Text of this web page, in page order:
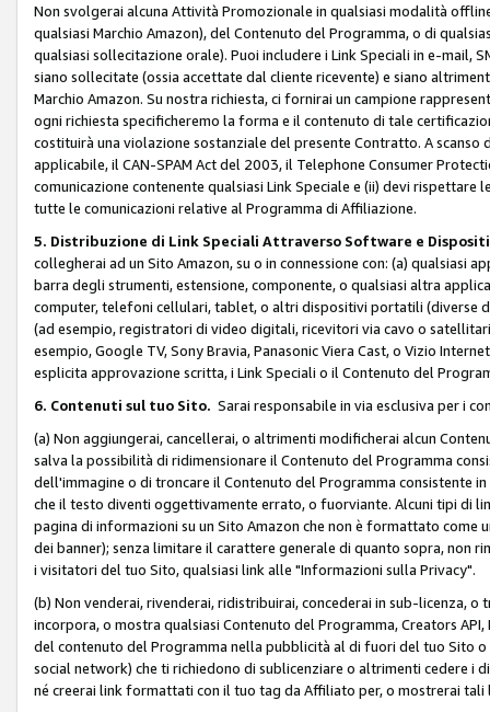
Non svolgerai alcuna Attività Promozionale in qualsiasi modalità
qualsiasi Marchio Amazon), del Contenuto del Programma, o di
qualsiasi sollecitazione orale). Puoi includere i Link Speciali in e-mail,
siano sollecitate (ossia accettate dal cliente ricevente) e siano
Marchio Amazon. Su nostra richiesta, ci fornirai un campione
ogni richiesta specificheremo la forma e il contenuto di tale
costituirà una violazione sostanziale del presente Contratto. A
applicabile, il CAN-SPAM Act del 2003, il Telephone Consumer
comunicazione contenente qualsiasi Link Speciale e (ii) devi
tutte le comunicazioni relative al Programma di Affiliazione.
5. Distribuzione di Link Speciali Attraverso Software e
collegherai ad un Sito Amazon, su o in connessione con: (a)
barra degli strumenti, estensione, componente, o qualsiasi altra
computer, telefoni cellulari, tablet, o altri dispositivi portatili (diverse
(ad esempio, registratori di video digitali, ricevitori via cavo o
esempio, Google TV, Sony Bravia, Panasonic Viera Cast, o Vizio
esplicita approvazione scritta, i Link Speciali o il Contenuto del
6. Contenuti sul tuo Sito. Sarai responsabile in via esclusiva per i
(a) Non aggiungerai, cancellerai, o altrimenti modificherai alcun
salva la possibilità di ridimensionare il Contenuto del Programma
dell'immagine o di troncare il Contenuto del Programma consistente
che il testo diventi oggettivamente errato, o fuorviante. Alcuni tipi di
pagina di informazioni su un Sito Amazon che non è formattato
dei banner); senza limitare il carattere generale di quanto sopra, non
i visitatori del tuo Sito, qualsiasi link alle "Informazioni sulla Privacy".
(b) Non venderai, rivenderai, ridistribuirai, concederai in sub-licenza,
incorpora, o mostra qualsiasi Contenuto del Programma, Creators
del contenuto del Programma nella pubblicità al di fuori del tuo Sito
social network) che ti richiedono di sublicenziare o altrimenti cedere i
né creerai link formattati con il tuo tag da Affiliato per, o mostrerai tali